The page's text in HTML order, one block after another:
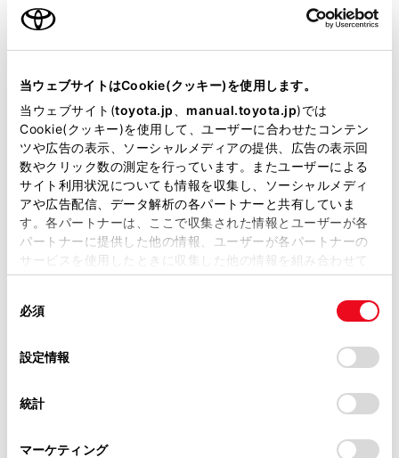
当ウェブサイトはCookie(クッキー)を使用します。
当ウェブサイト(toyota.jp manual.toyota.jp)では
Cookie(クッキー)を使用して、ユーザーに合わせたコンテン
ツや広告の表示、ソーシャルメディアの提供、広告の表示回
数やクリック数の測定を行っています。またユーザーによる
サイト利用状況についても情報を収集し、ソーシャルメディ
アや広告配信、データ解析の各パートナーと共有していま
す。各パートナーは、ここで収集された情報とユーザーが各
パートナーに提供した他の情報、ユーザーが各パートナーの
サービスを使用したときに収集した他の情報を組み合わせて
使用することがあります。当ウェブサイトの使用を続行する
デバイスにすべてのCookie(クッキー)が保存されることに同
意したことになります。Cookie(クッキー)のオプトアウト、
設定の変更、同意を撤回したりするにあたっては、当社の
「Cookie（クッキー）情報の取り扱いについて
」をご覧くだ
必須
設定情報
統計
マーケティング
2017年10月
2016年8月
オーナーサポート情報